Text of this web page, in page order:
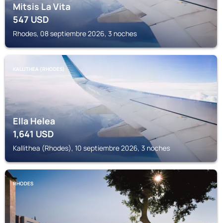
Mitsis La Vita
547USD
Rhodes, 08 septiembre 2026, 3 noches
KALLITHEA (RHODES)
Ella Helea
1,641USD
Kallithea (Rhodes), 10 septiembre 2026, 3 noches
RHODES